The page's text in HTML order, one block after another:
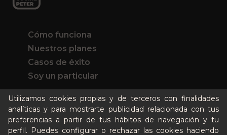
Utilizamos cookies propias y de terceros con finalidades
analíticas y para mostrarte publicidad relacionada con tus
preferencias a partir de tus hábitos de navegación y tu
perfil. Puedes configurar o rechazar las cookies haciendo
Cómo funciona
Nuestros planes
Casos de éxito
Soy un particular
Quién es Peter
Recursos / Blog
Cultura